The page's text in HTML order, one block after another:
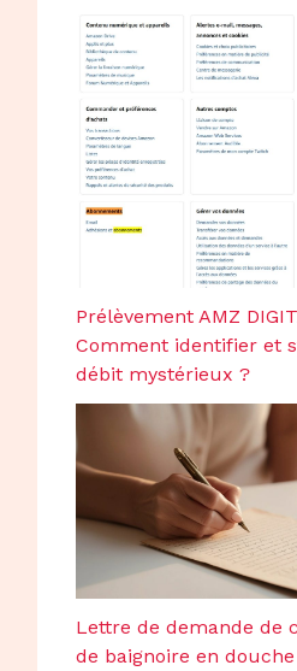
Prélèvement AMZ
Comment identifier et
débit mystérieux ?
Lettre de demande de
de baignoire en